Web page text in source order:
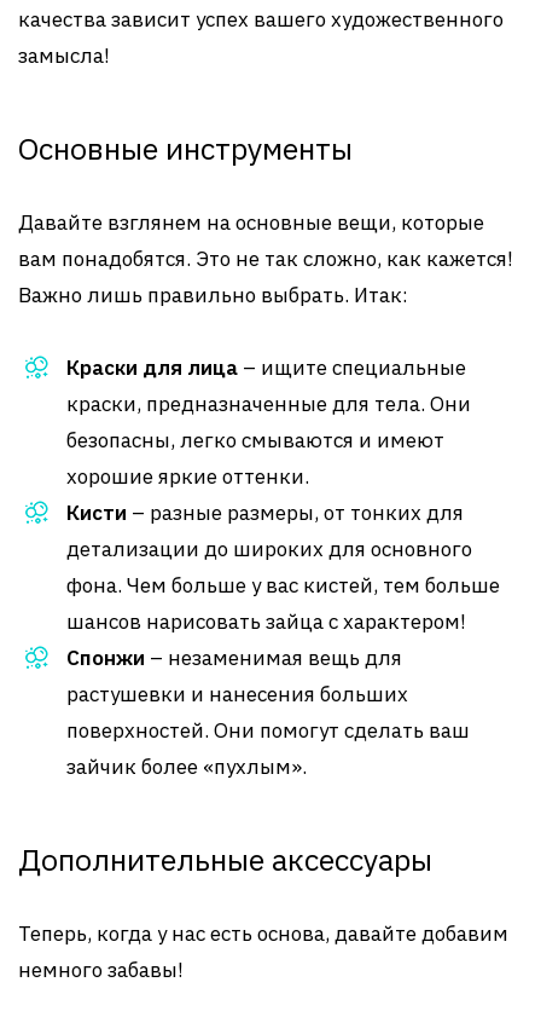
качества зависит успех вашего художественного
замысла!
Основные инструменты
Давайте взглянем на основные вещи, которые
вам понадобятся. Это не так сложно, как кажется!
Важно лишь правильно выбрать. Итак:
Краски для лица – ищите специальные
краски, предназначенные для тела. Они
безопасны, легко смываются и имеют
хорошие яркие оттенки.
Кисти – разные размеры, от тонких для
детализации до широких для основного
фона. Чем больше у вас кистей, тем больше
шансов нарисовать зайца с характером!
Спонжи – незаменимая вещь для
растушевки и нанесения больших
поверхностей. Они помогут сделать ваш
зайчик более «пухлым».
Дополнительные аксессуары
Теперь, когда у нас есть основа, давайте добавим
немного забавы!